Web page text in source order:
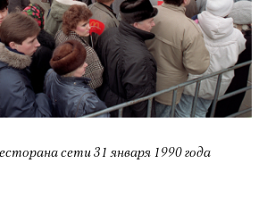
сети 31 января 1990 года